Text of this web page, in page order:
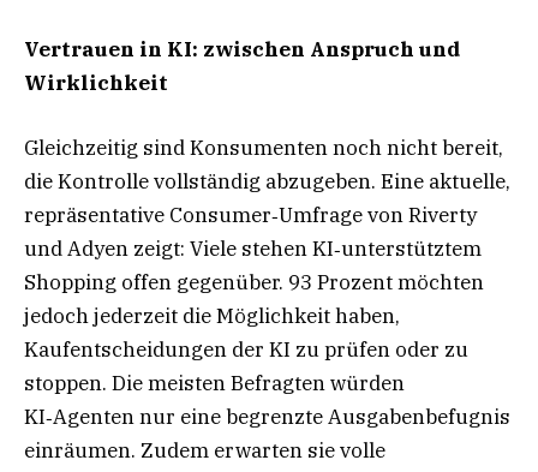
Vertrauen in KI: zwischen Anspruch und
Wirklichkeit
Gleichzeitig sind Konsumenten noch nicht bereit,
die Kontrolle vollständig abzugeben. Eine aktuelle,
repräsentative Consumer‑Umfrage von Riverty
und Adyen zeigt: Viele stehen KI‑unterstütztem
Shopping offen gegenüber. 93 Prozent möchten
jedoch jederzeit die Möglichkeit haben,
Kaufentscheidungen der KI zu prüfen oder zu
stoppen. Die meisten Befragten würden
KI‑Agenten nur eine begrenzte Ausgabenbefugnis
einräumen. Zudem erwarten sie volle